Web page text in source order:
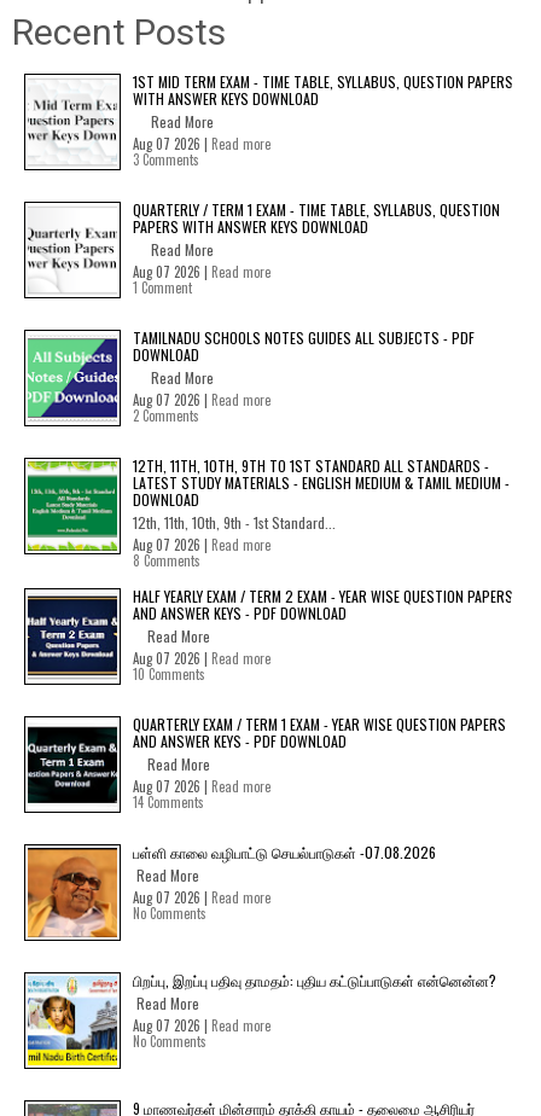
Recent Posts
1ST MID TERM EXAM - TIME TABLE, SYLLABUS, QUESTION PAPERS
WITH ANSWER KEYS DOWNLOAD
Read More
Aug 07 2026 | Read more
3 Comments
QUARTERLY / TERM 1 EXAM - TIME TABLE, SYLLABUS, QUESTION
PAPERS WITH ANSWER KEYS DOWNLOAD
Read More
Aug 07 2026 | Read more
1 Comment
TAMILNADU SCHOOLS NOTES GUIDES ALL SUBJECTS - PDF
DOWNLOAD
Read More
Aug 07 2026 | Read more
2 Comments
12TH, 11TH, 10TH, 9TH TO 1ST STANDARD ALL STANDARDS -
LATEST STUDY MATERIALS - ENGLISH MEDIUM & TAMIL MEDIUM -
DOWNLOAD
12th, 11th, 10th, 9th - 1st Standard...
Aug 07 2026 | Read more
8 Comments
HALF YEARLY EXAM / TERM 2 EXAM - YEAR WISE QUESTION PAPERS
AND ANSWER KEYS - PDF DOWNLOAD
Read More
Aug 07 2026 | Read more
10 Comments
QUARTERLY EXAM / TERM 1 EXAM - YEAR WISE QUESTION PAPERS
AND ANSWER KEYS - PDF DOWNLOAD
Read More
Aug 07 2026 | Read more
14 Comments
பள்ளி காலை வழிபாட்டு செயல்பாடுகள் -07.08.2026
Read More
Aug 07 2026 | Read more
No Comments
பிறப்பு, இறப்பு பதிவு தாமதம்: புதிய கட்டுப்பாடுகள் என்னென்ன?
Read More
Aug 07 2026 | Read more
No Comments
9 மாணவர்கள் மின்சாரம் தாக்கி காயம் - தலைமை ஆசிரியர்